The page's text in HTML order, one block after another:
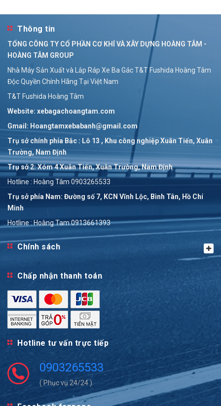
Bán Xe Ba Gác Máy Dầu Kubota Nhật Hoàng Tâm
Liên hệ
Thông tin
TỔNG CÔNG TY CỔ PHẦN CƠ KHÍ VÀ XÂY DỰNG HOÀNG TÂM -
HOÀNG TÂM GROUP
Nhà Máy Sản Xuất và Lắp Ráp Xe Ba Gác T&T Fushida Hoàng Tâm
Độc Quyền Chính Hãng Tại Việt Nam
T&T Fushida Hoàng Tâm
Website: xebagachoangtam.com
Gmail: Hoangtamxebabanh@gmail.com
Trụ sở chính phía Bắc : Lô 13 , Khu công nghiệp Xuân Tiến, Xuân
Trường, Nam Định
Trụ sở 2: Xóm 4 Xuân Tiến, Xuân Trường, Nam Định
Hotline : Hoàng Tâm 0903265533
Trụ sở phía Nam: Đường số 7, KCN Vĩnh Lộc, Bình Tân, Hồ Chí
Minh
Hotline : Hoàng Tam 0913661393
Chính sách
Chấp nhận thanh toán
Hotline tư vấn trực tiếp
0903265533
( Phục vụ 24/24 )